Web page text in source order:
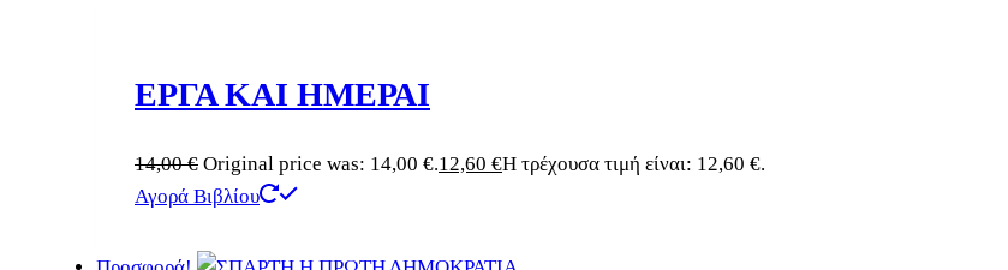
ΕΡΓΑ ΚΑΙ ΗΜΕΡΑΙ
14,00€ Original price was: 14,00 €.12,60 €Η τρέχουσα τιμή είναι: 12,60 €.
Αγορά Βιβλίου